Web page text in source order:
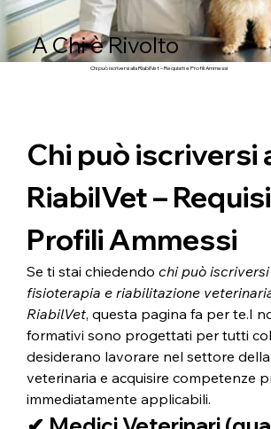
Chi può iscriversi
RiabilVet –
Profili Ammessi
Se ti stai chiedendo chi può
fisioterapia e riabilitazione
RiabilVet, questa pagina fa per te.I
formativi sono progettati per tutti
desiderano lavorare nel settore
veterinaria e acquisire competenze
immediatamente applicabili.
A Chi è Rivolto
Chi può iscriversi alla RiabilVet – Requisiti e Profili Ammessi